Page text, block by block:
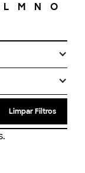
L M N O
Limpar Filtros